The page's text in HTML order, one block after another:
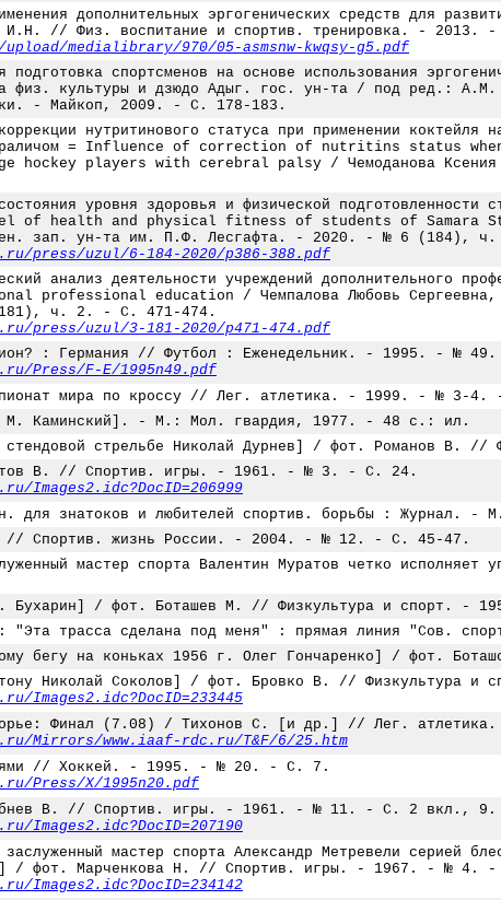
дополнительных эргогенических средств для
И.Н. // Физ. воспитание и спортив. тренировка. -
upload/medialibrary/970/05-asmsnw-kwqsy-g5.pdf
подготовка спортсменов на основе использования
физ. культуры и дзюдо Адыг. гос. ун-та / под ред.:
- Майкоп, 2009. - С. 178-183.
нутритинового статуса при применении коктейля
параличом = Influence of correction of nutritins status
hockey players with cerebral palsy / Чемоданова
уровня здоровья и физической подготовленности
of health and physical fitness of students of Samara
зап. ун-та им. П.Ф. Лесгафта. - 2020. - № 6 (184),
press/uzul/6-184-2020/p386-388.pdf
анализ деятельности учреждений
education / Чемпалова Любовь Сергеевна,
ч. 2. - С. 471-474.
press/uzul/3-181-2020/p471-474.pdf
: Германия // Футбол : Еженедельник. - 1995. - №
Press/F-E/1995n49.pdf
мира по кроссу // Лег. атлетика. - 1999. - № 3-
М. Каминский]. - М.: Мол. гвардия, 1977. - 48 с.: ил.
стендовой стрельбе Николай Дурнев] / фот. Романов
В. // Спортив. игры. - 1961. - № 3. - С. 24.
Images2.idc?DocID=206999
для знатоков и любителей спортив. борьбы : Журнал. - М.
// Спортив. жизнь России. - 2004. - № 12. - С. 45-47.
мастер спорта Валентин Муратов четко
Г. Бухарин] / фот. Боташев М. // Физкультура и спорт. -
"Эта трасса сделана под меня" : прямая линия "Сов.
бегу на коньках 1956 г. Олег Гончаренко] / фот.
Николай Соколов] / фот. Бровко В. //
Images2.idc?DocID=233445
Финал (7.08) / Тихонов С. [и др.] // Лег.
Mirrors/www.iaaf-rdc.ru/T&F/6/25.htm
// Хоккей. - 1995. - № 20. - С. 7.
Press/X/1995n20.pdf
В. // Спортив. игры. - 1961. - № 11. - С. 2 вкл., 9.
Images2.idc?DocID=207190
заслуженный мастер спорта Александр Метревели серией
/ фот. Марченкова Н. // Спортив. игры. - 1967. - № 4.
Images2.idc?DocID=234142